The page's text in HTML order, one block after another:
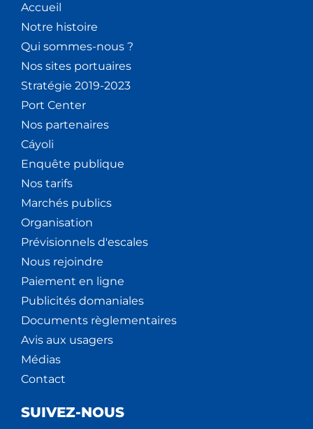
Accueil
Notre histoire
Qui sommes-nous ?
Nos sites portuaires
Stratégie 2019-2023
Port Center
Nos partenaires
Cáyoli
Enquête publique
Nos tarifs
Marchés publics
Organisation
Prévisionnels d'escales
Nous rejoindre
Paiement en ligne
Publicités domaniales
Documents règlementaires
Avis aux usagers
Médias
Contact
SUIVEZ-NOUS